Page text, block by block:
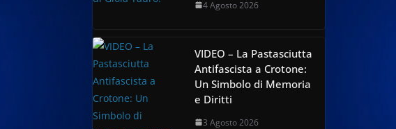
4 Agosto 2026
VIDEO – La Pastasciutta
Antifascista a Crotone:
Un Simbolo di Memoria
e Diritti
3 Agosto 2026